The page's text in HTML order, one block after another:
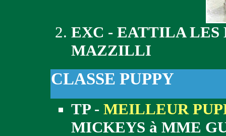
EXC - EATTILA LES
MAZZILLI
CLASSE PUPPY
TP - MEILLEUR
MICKEYS à MME